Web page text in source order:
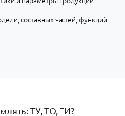
составных частей, функций
ТУ, ТО, ТИ?